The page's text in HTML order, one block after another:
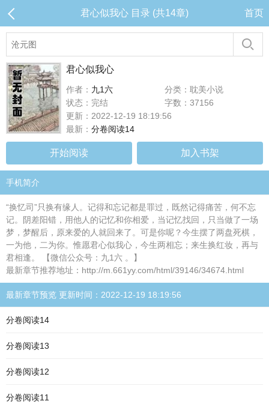
君心似我心 目录 (共14章) 首页
君心似我心
作者： 九1六
分类：耽美小说
状态：完结
字数：37156
更新：2022-12-19 18:19:56
最新： 分卷阅读14
开始阅读 加入书架
手机简介
“换忆司”只换有缘人。记得和忘记都是罪过，既然记得痛苦，何不忘
记。阴差阳错，用他人的记忆和你相爱，当记忆找回，只当做了一场
梦，梦醒后，原来爱的人就回来了。可是你呢？今生摆了两盘死棋，
一为他，二为你。惟愿君心似我心，今生两相忘；来生换红妆，再与
君相逢。 【微信公众号：九1六 。】
最新章节推荐地址：http://m.661yy.com/html/39146/34674.html
最新章节预览 更新时间：2022-12-19 18:19:56
分卷阅读14
分卷阅读13
分卷阅读12
分卷阅读11